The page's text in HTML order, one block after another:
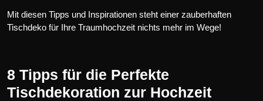
Mit diesen Tipps und Inspirationen steht einer zauberhaften
Tischdeko für Ihre Traumhochzeit nichts mehr im Wege!
8 Tipps für die Perfekte
Tischdekoration zur Hochzeit